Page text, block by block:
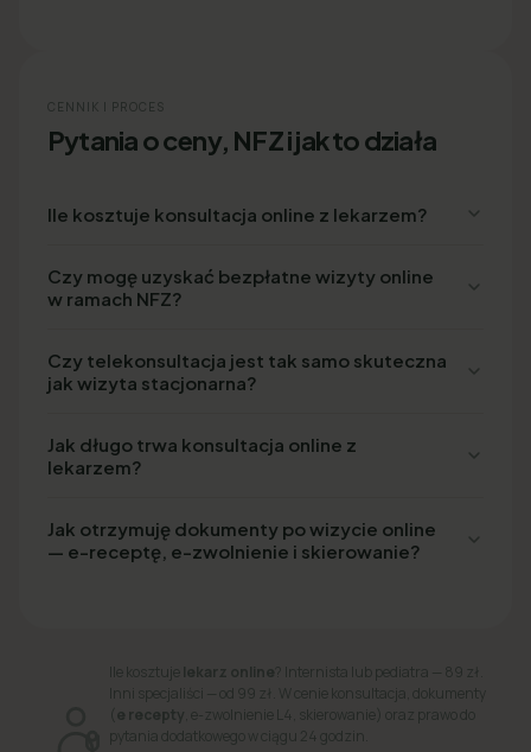
CENNIK I PROCES
Pytania o ceny, NFZ i jak to działa
Ile kosztuje konsultacja online z lekarzem?
Czy mogę uzyskać bezpłatne wizyty online
w ramach NFZ?
Czy telekonsultacja jest tak samo skuteczna
jak wizyta stacjonarna?
Jak długo trwa konsultacja online z
lekarzem?
Jak otrzymuję dokumenty po wizycie online
— e-receptę, e-zwolnienie i skierowanie?
Ile kosztujelekarz online ? Internista lub pediatra — 89 zł.
Inni specjaliści — od 99 zł. W cenie konsultacja, dokumenty
( e recepty , e-zwolnienie L4, skierowanie) oraz prawo do
pytania dodatkowego w ciągu 24 godzin.